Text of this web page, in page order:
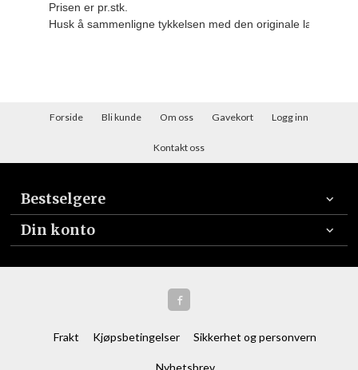
Prisen er pr.stk.
Husk å sammenligne tykkelsen med den originale lamellen
Forside Bli kunde Om oss Gavekort Logg inn
Kontakt oss
Bestselgere
Din konto
Frakt Kjøpsbetingelser Sikkerhet og personvern
Nyhetsbrev